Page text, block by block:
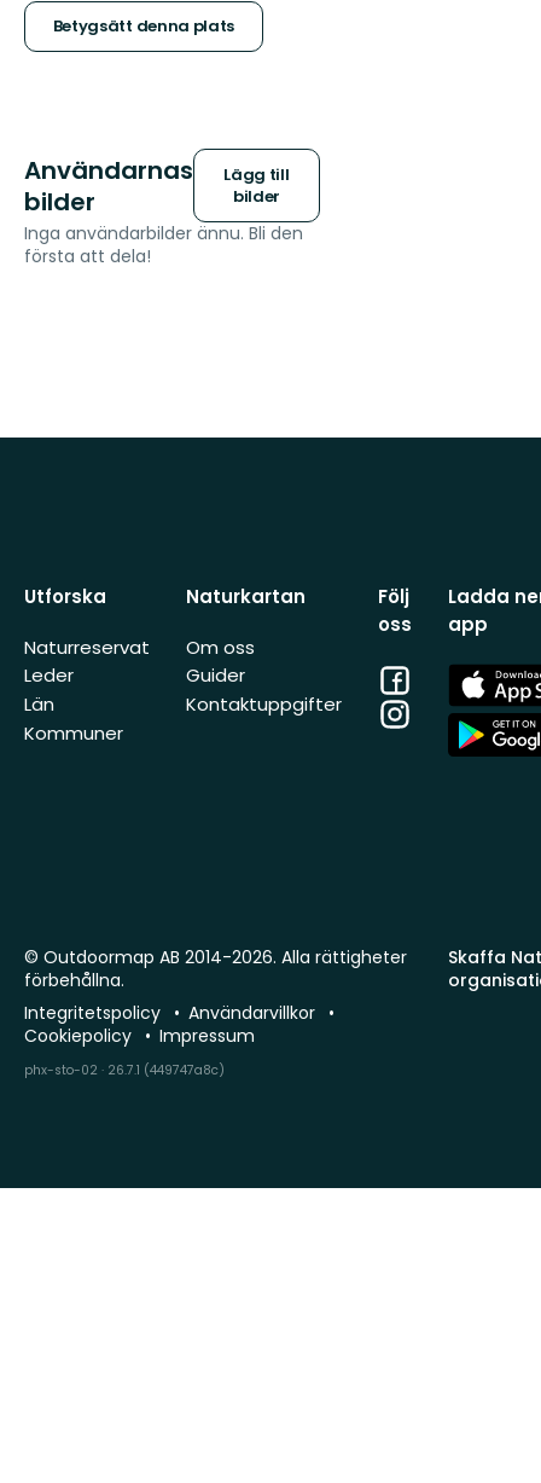
stjärnor
Betygsätt denna plats
Användarnas
bilder
Lägg till
bilder
Inga användarbilder ännu. Bli den
första att dela!
Utforska
Naturreservat
Leder
Län
Kommuner
Naturkartan
Om oss
Guider
Kontaktuppgifter
Följ
oss
Facebook
Instagram
Ladda
app
App
Store
App
Store
Skaffa
© Outdoormap AB 2014-2026. Alla rättigheter
förbehållna.
Integritetspolicy
Användarvillkor
Cookiepolicy
Impressum
phx-sto-02 · 26.7.1 (449747a8c)